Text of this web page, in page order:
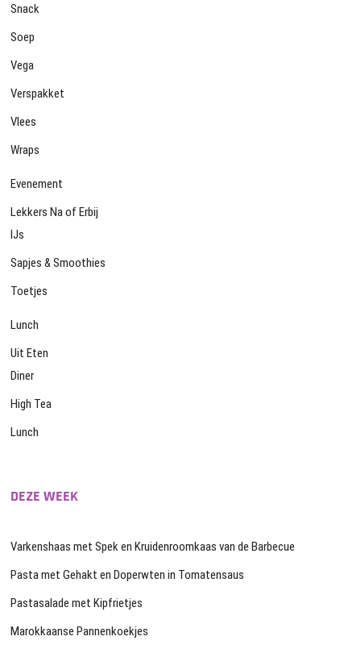
Snack
Soep
Vega
Verspakket
Vlees
Wraps
Evenement
Lekkers Na of Erbij
IJs
Sapjes & Smoothies
Toetjes
Lunch
Uit Eten
Diner
High Tea
Lunch
DEZE WEEK
Varkenshaas met Spek en Kruidenroomkaas van de Barbecue
Pasta met Gehakt en Doperwten in Tomatensaus
Pastasalade met Kipfrietjes
Marokkaanse Pannenkoekjes